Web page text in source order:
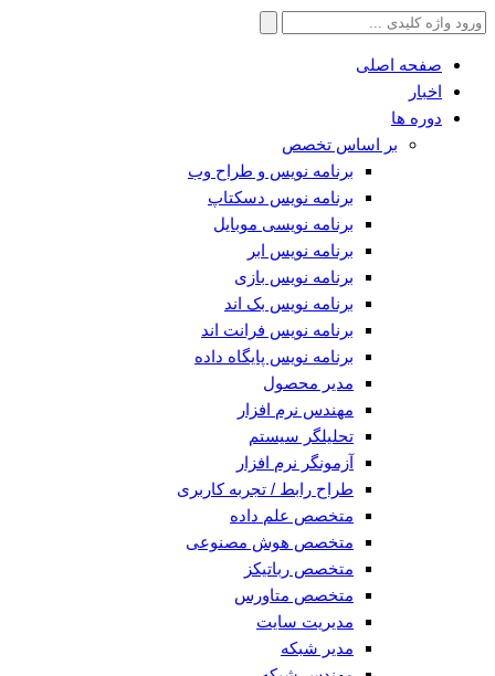
جستجو
صفحه اصلی
اخبار
دوره ها
بر اساس تخصص
برنامه نویس و طراح وب
برنامه نویس دسکتاپ
برنامه نویسی موبایل
برنامه نویس ابر
برنامه نویس بازی
برنامه نویس بک اند
برنامه نویس فرانت اند
برنامه نویس پایگاه داده
مدیر محصول
مهندس نرم افزار
تحلیلگر سیستم
آزمونگر نرم افزار
طراح رابط / تجربه کاربری
متخصص علم داده
متخصص هوش مصنوعی
متخصص رباتیکز
متخصص متاورس
مدیریت سایت
مدیر شبکه